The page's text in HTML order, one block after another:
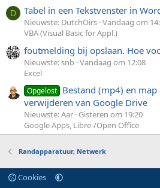
D Tabel in een Tekstvenster in
Nieuwste: DutchOirs Vandaag om
VBA (Visual Basic for Appl.)
foutmelding bij opslaan. Hoe
Nieuwste: snb Vandaag om 12:08
Excel
Opgelost Bestand (mp4) en
verwijderen van Google Drive
Nieuwste: Aar Gisteren om 19:20
Google Apps, Libre-/Open Office
Randapparatuur, Netwerk
Cookies